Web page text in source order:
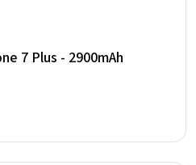
7 Plus - 2900mAh